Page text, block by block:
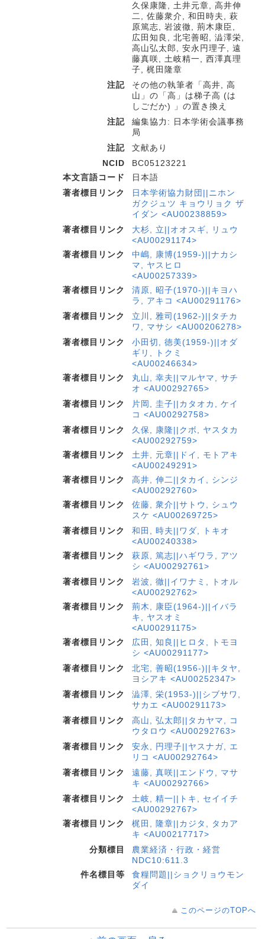
久保康隆, 土井元章, 高井伸
二, 佐藤衆介, 和田時夫, 萩
原篤志, 岩波徹, 荊木康臣,
広田知良, 北宅善昭, 澁澤栄,
高山弘太郎, 安永円理子, 遠
藤真咲, 土岐精一, 西澤真理
子, 梶田隆章
注記
その他の執筆者「高井, 高
山」の「高」は梯子高 (は
しごだか) 」の置き換え
注記
編集協力: 日本学術会議事務
局
注記
文献あり
NCID
BC05123221
本文言語コード
日本語
著者標目リンク
日本学術協力財団||ニホン
ガクジュツ キョウリョク ザ
イダン <AU00238859>
著者標目リンク
大杉, 立||オオスギ, リュウ
<AU00291174>
著者標目リンク
中嶋, 康博(1959-)||ナカシ
マ, ヤスヒロ
<AU00257339>
著者標目リンク
清原, 昭子(1970-)||キヨハ
ラ, アキコ <AU00291176>
著者標目リンク
立川, 雅司(1962-)||タチカ
ワ, マサシ <AU00206278>
著者標目リンク
小田切, 徳美(1959-)||オダ
ギリ, トクミ
<AU00246634>
著者標目リンク
丸山, 幸夫||マルヤマ, サチ
オ <AU00292765>
著者標目リンク
片岡, 圭子||カタオカ, ケイ
コ <AU00292758>
著者標目リンク
久保, 康隆||クボ, ヤスタカ
<AU00292759>
著者標目リンク
土井, 元章||ドイ, モトアキ
<AU00249291>
著者標目リンク
高井, 伸二||タカイ, シンジ
<AU00292760>
著者標目リンク
佐藤, 衆介||サトウ, シュウ
スケ <AU00269725>
著者標目リンク
和田, 時夫||ワダ, トキオ
<AU00240338>
著者標目リンク
萩原, 篤志||ハギワラ, アツ
シ <AU00292761>
著者標目リンク
岩波, 徹||イワナミ, トオル
<AU00292762>
著者標目リンク
荊木, 康臣(1964-)||イバラ
キ, ヤスオミ
<AU00291175>
著者標目リンク
広田, 知良||ヒロタ, トモヨ
シ <AU00291177>
著者標目リンク
北宅, 善昭(1956-)||キタヤ,
ヨシアキ <AU00252347>
著者標目リンク
澁澤, 栄(1953-)||シブサワ,
サカエ <AU00291173>
著者標目リンク
高山, 弘太郎||タカヤマ, コ
ウタロウ <AU00292763>
著者標目リンク
安永, 円理子||ヤスナガ, エ
リコ <AU00292764>
著者標目リンク
遠藤, 真咲||エンドウ, マサ
キ <AU00292766>
著者標目リンク
土岐, 精一||トキ, セイイチ
<AU00292767>
著者標目リンク
梶田, 隆章||カジタ, タカア
キ <AU00217717>
分類標目
農業経済・行政・経営
NDC10:611.3
件名標目等
食糧問題||ショクリョウモン
ダイ
このページのTOPへ